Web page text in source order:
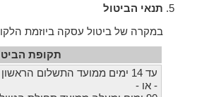
תנאי הביטול
במקרה של ביטול עסקה ביוזמת
תקופת
עד 14 ימים ממועד התשלום הראשון
- או -